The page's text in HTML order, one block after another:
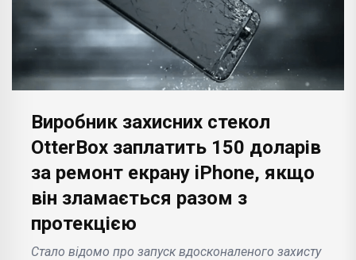
Виробник захисних стекол
OtterBox заплатить 150 доларів
за ремонт екрану iPhone, якщо
він зламається разом з
протекцією
Стало відомо про запуск вдосконаленого захисту